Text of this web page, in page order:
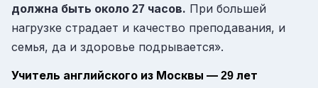
должна быть около 27 часов. При большей
нагрузке страдает и качество преподавания, и
семья, да и здоровье подрывается».
Учитель английского из Москвы — 29 лет